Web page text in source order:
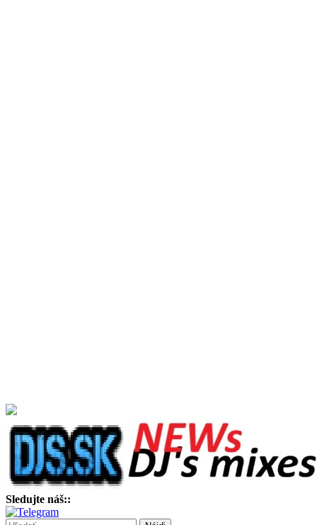
Sledujte náš::